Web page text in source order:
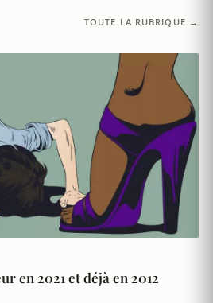
TOUTE LA RUBRIQUE →
en 2021 et déjà en 2012